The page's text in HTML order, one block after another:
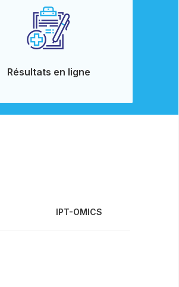
Résultats en ligne
IPT-OMICS